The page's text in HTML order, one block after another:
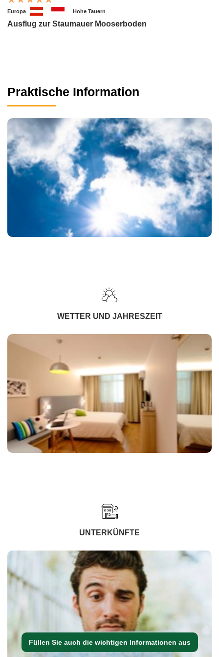
Europa Hohe Tauern
Ausflug zur Staumauer Mooserboden
Praktische Information
WETTER UND JAHRESZEIT
UNTERKÜNFTE
Füllen Sie auch die wichtigen Informationen aus